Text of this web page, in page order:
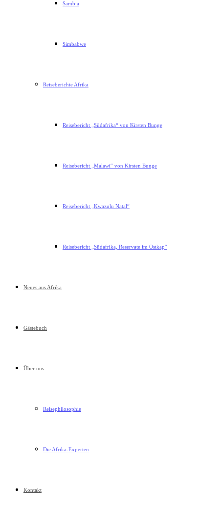
Sambia
Simbabwe
Reiseberichte Afrika
Reisebericht „Südafrika“ von Kirsten Bunge
Reisebericht „Malawi“ von Kirsten Bunge
Reisebericht „Kwazulu Natal“
Reisebericht „Südafrika, Reservate im Ostkap“
Neues aus Afrika
Gästebuch
Über uns
Reisephilosophie
Die Afrika-Experten
Kontakt